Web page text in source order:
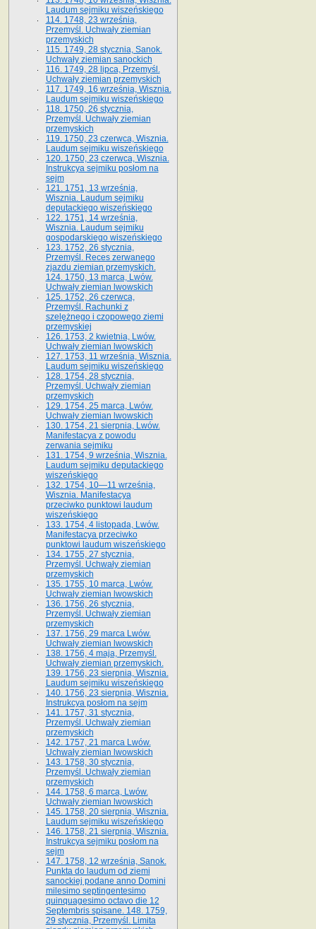
Laudum sejmiku wiszeńskiego
114. 1748, 23 września,
Przemyśl. Uchwały ziemian
przemyskich
115. 1749, 28 stycznia, Sanok.
Uchwały ziemian sanockich
116. 1749, 28 lipca, Przemyśl.
Uchwały ziemian przemyskich
117. 1749, 16 września, Wisznia.
Laudum sejmiku wiszeńskiego
118. 1750, 26 stycznia,
Przemyśl. Uchwały ziemian
przemyskich
119. 1750, 23 czerwca, Wisznia.
Laudum sejmiku wiszeńskiego
120. 1750, 23 czerwca, Wisznia.
Instrukcya sejmiku posłom na
sejm
121. 1751, 13 września,
Wisznia. Laudum sejmiku
deputackiego wiszeńskiego
122. 1751, 14 września,
Wisznia. Laudum sejmiku
gospodarskiego wiszeńskiego
123. 1752, 26 stycznia,
Przemyśl. Reces zerwanego
zjazdu ziemian przemyskich.
124. 1750, 13 marca, Lwów.
Uchwały ziemian lwowskich
125. 1752, 26 czerwca,
Przemyśl. Rachunki z
szelężnego i czopowego ziemi
przemyskiej
126. 1753, 2 kwietnia, Lwów.
Uchwały ziemian lwowskich
127. 1753, 11 września, Wisznia.
Laudum sejmiku wiszeńskiego
128. 1754, 28 stycznia,
Przemyśl. Uchwały ziemian
przemyskich
129. 1754, 25 marca, Lwów.
Uchwały ziemian lwowskich
130. 1754, 21 sierpnia, Lwów.
Manifestacya z powodu
zerwania sejmiku
131. 1754, 9 września, Wisznia.
Laudum sejmiku deputackiego
wiszeńskiego
132. 1754, 10—11 września,
Wisznia. Manifestacya
przeciwko punktowi laudum
wiszeńskiego
133. 1754, 4 listopada, Lwów.
Manifestacya przeciwko
punktowi laudum wiszeńskiego
134. 1755, 27 stycznia,
Przemyśl. Uchwały ziemian
przemyskich
135. 1755, 10 marca, Lwów.
Uchwały ziemian lwowskich
136. 1756, 26 stycznia,
Przemyśl. Uchwały ziemian
przemyskich
137. 1756, 29 marca Lwów.
Uchwały ziemian lwowskich
138. 1756, 4 maja, Przemyśl.
Uchwały ziemian przemyskich.
139. 1756, 23 sierpnia, Wisznia.
Laudum sejmiku wiszeńskiego
140. 1756, 23 sierpnia, Wisznia.
Instrukcya posłom na sejm
141. 1757, 31 stycznia,
Przemyśl. Uchwały ziemian
przemyskich
142. 1757, 21 marca Lwów.
Uchwały ziemian lwowskich
143. 1758, 30 stycznia,
Przemyśl. Uchwały ziemian
przemyskich
144. 1758, 6 marca, Lwów.
Uchwały ziemian lwowskich
145. 1758, 20 sierpnia, Wisznia.
Laudum sejmiku wiszeńskiego
146. 1758, 21 sierpnia, Wisznia.
Instrukcya sejmiku posłom na
sejm
147. 1758, 12 września, Sanok.
Punkta do laudum od ziemi
sanockiej podane anno Domini
milesimo septingentesimo
quinquagesimo octavo die 12
Septembris spisane. 148. 1759,
29 stycznia, Przemyśl. Limita